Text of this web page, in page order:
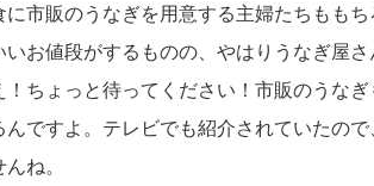
に市販のうなぎを用意する主婦たちもも
いお値段がするものの、やはりうなぎ屋
！ちょっと待ってください！市販のうな
んですよ。テレビでも紹介されていたの
ね。